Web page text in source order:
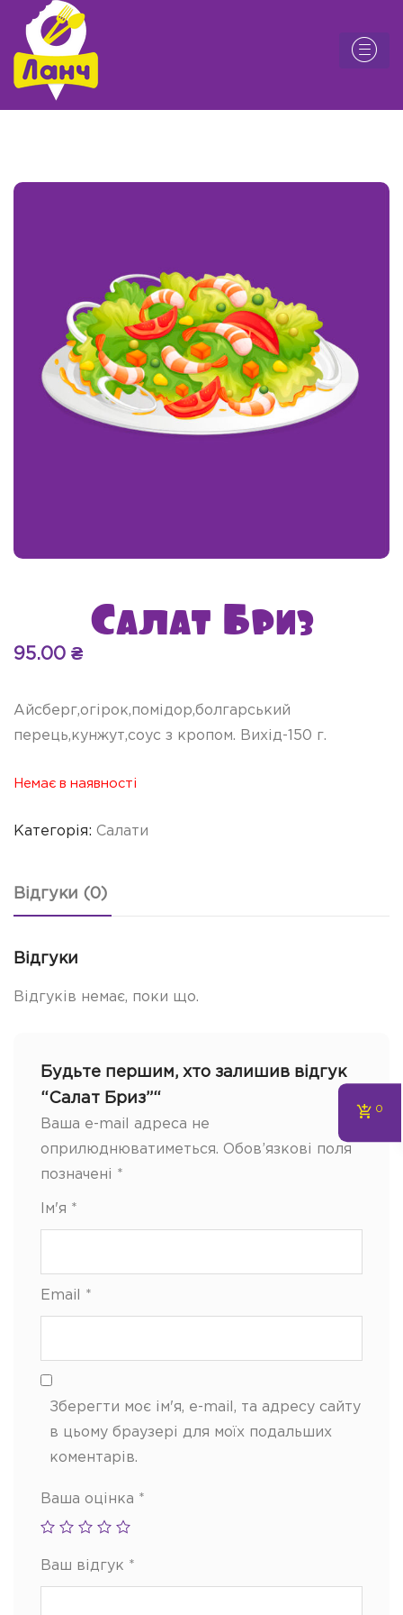
Салат Бриз
95.00 ₴
Айсберг,огірок,помідор,болгарський
перець,кунжут,соус з кропом. Вихід-150 г.
Немає в наявності
Категорія: Салати
Відгуки (0)
Відгуки
Відгуків немає, поки що.
Будьте першим, хто залишив відгук
“Салат Бриз”“
Ваша e-mail адреса не
оприлюднюватиметься. Обов’язкові поля
позначені *
Ім'я *
Email *
Зберегти моє ім'я, e-mail, та адресу сайту
в цьому браузері для моїх подальших
коментарів.
Ваша оцінка *
Ваш відгук *
0